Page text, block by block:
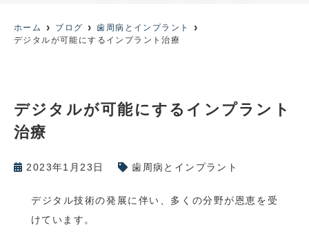
ホーム ブログ
歯周病とインプラント
デジタルが可能にするインプラント治療
デジタルが可能にするインプラント
治療
2023年1月23日 歯周病とインプラント
デジタル技術の発展に伴い、多くの分野が恩恵を受
けています。